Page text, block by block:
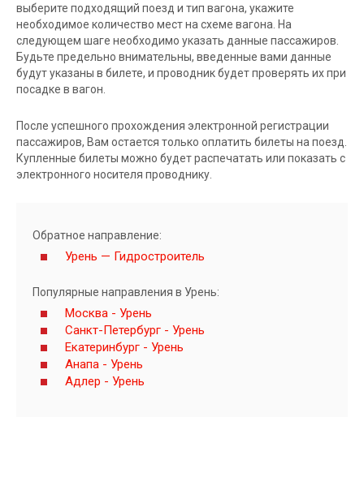
выберите подходящий поезд и тип вагона, укажите
необходимое количество мест на схеме вагона. На
следующем шаге необходимо указать данные пассажиров.
Будьте предельно внимательны, введенные вами данные
будут указаны в билете, и проводник будет проверять их при
посадке в вагон.
После успешного прохождения электронной регистрации
пассажиров, Вам остается только оплатить билеты на поезд.
Купленные билеты можно будет распечатать или показать с
электронного носителя проводнику.
Обратное направление:
Урень — Гидростроитель
Популярные направления в Урень:
Москва - Урень
Санкт-Петербург - Урень
Екатеринбург - Урень
Анапа - Урень
Адлер - Урень